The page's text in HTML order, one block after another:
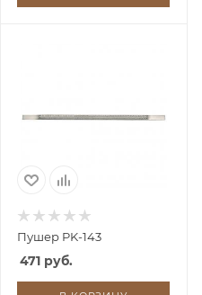
Пушер PK-143
471 руб.